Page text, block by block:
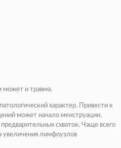
может и травма.
характер. Привести к
может начало менструации,
схваток. Чаще всего
увеличения лимфоузлов